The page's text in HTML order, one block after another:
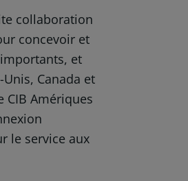
collaboration
concevoir et
et
Canada et
CIB Amériques
le service aux